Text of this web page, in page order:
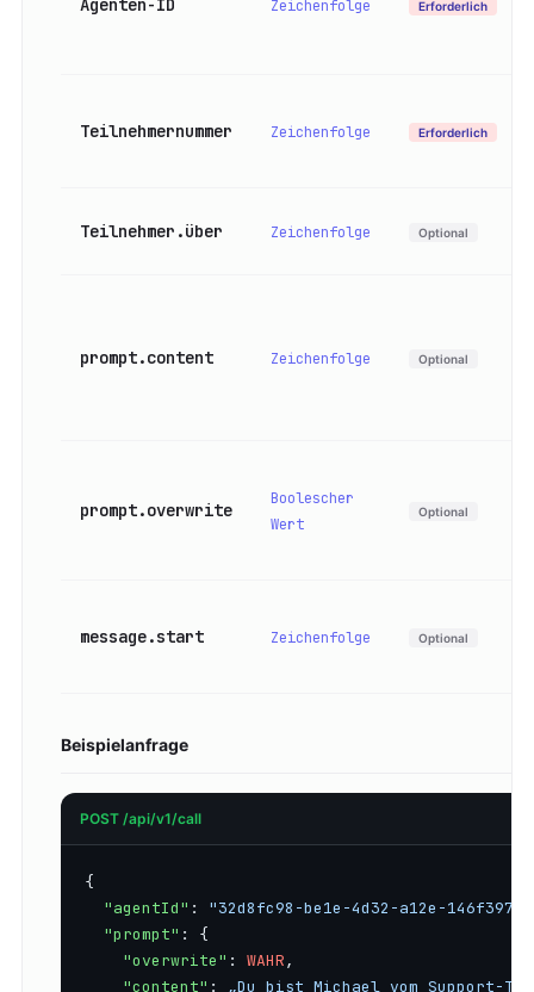
Agenten-ID Zeichenfolge Erforderlich
Teilnehmernummer Zeichenfolge Erforderlich
Teilnehmer.über Zeichenfolge Optional
prompt.content Zeichenfolge Optional
prompt.overwrite
Boolescher
Wert
Optional
message.start Zeichenfolge Optional
Beispielanfrage
POST /api/v1/call
{
"agentId" : "32d8fc98-be1e-4d32-a12e-
"prompt" : {
"overwrite" : WAHR,
"content" : „Du bist Michael vom Support-